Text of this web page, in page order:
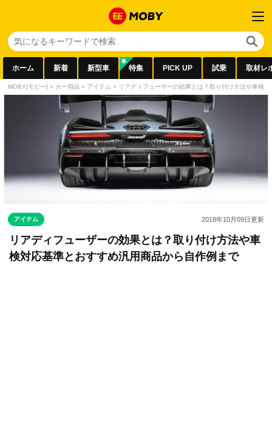
ホーム 新着 新型車 特集 PICK UP 試乗 取材レ
MOBY[モビー] > カー用品 > アイテム > リアディフューザーの効果とは？取り付け方法や車検
アイテム 2018年10月09日更新
リアディフューザーの効果とは？取り付け方法や車
検対応基準とおすすめ汎用商品から自作例まで